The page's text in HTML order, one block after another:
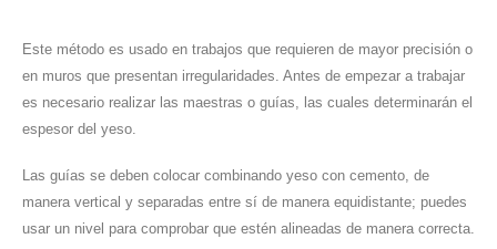
Este método es usado en trabajos que requieren de mayor precisión o
en muros que presentan irregularidades. Antes de empezar a trabajar
es necesario realizar las maestras o guías, las cuales determinarán el
espesor del yeso.
Las guías se deben colocar combinando yeso con cemento, de
manera vertical y separadas entre sí de manera equidistante; puedes
usar un nivel para comprobar que estén alineadas de manera correcta.